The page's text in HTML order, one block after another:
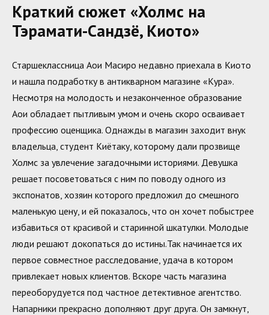
Краткий сюжет «Холмс на
Тэрамати-Сандзё, Киото»
Старшеклассница Аои Масиро недавно приехала в Киото
и нашла подработку в антикварном магазине «Кура».
Несмотря на молодость и незаконченное образование
Аои обладает пытливым умом и очень скоро осваивает
профессию оценщика. Однажды в магазин заходит внук
владельца, студент Киётаку, которому дали прозвище
Холмс за увлечение загадочными историями. Девушка
решает посоветоваться с ним по поводу одного из
экспонатов, хозяин которого предложил до смешного
маленькую цену, и ей показалось, что он хочет побыстрее
избавиться от красивой и старинной шкатулки. Молодые
люди решают докопаться до истины.Так начинается их
первое совместное расследование, удача в котором
привлекает новых клиентов. Вскоре часть магазина
переоборудуется под частное детективное агентство.
Напарники прекрасно дополняют друг друга. Он замкнут,